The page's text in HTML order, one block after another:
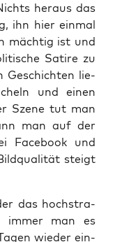
her­aus das
ihn hier ein­mal
mäch­tig ist und
Sati­re zu
Geschich­ten lie­
und einen
Sze­ne tut man
man auf der
Face­book und
steigt
das hoch­stra­
immer man es
wie­der ein­